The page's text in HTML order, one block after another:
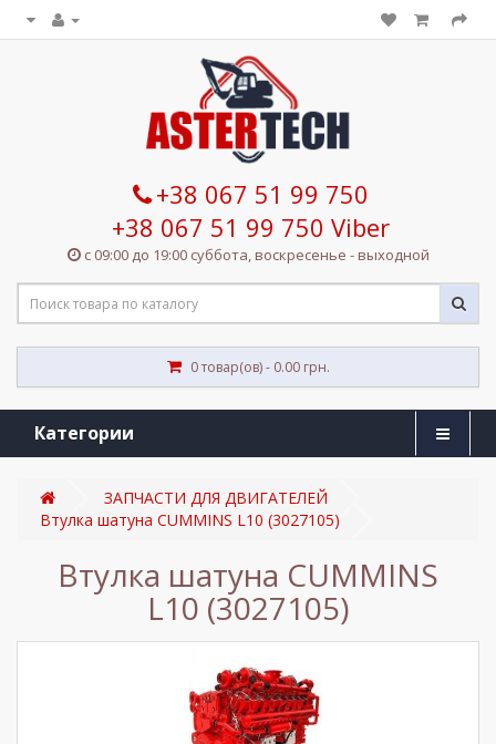
+38 067 51 99 750
+38 067 51 99 750 Viber
с 09:00 до 19:00 суббота, воскресенье - выходной
0 товар(ов) - 0.00 грн.
Категории
ЗАПЧАСТИ ДЛЯ ДВИГАТЕЛЕЙ
Втулка шатуна CUMMINS L10 (3027105)
Втулка шатуна CUMMINS
L10 (3027105)